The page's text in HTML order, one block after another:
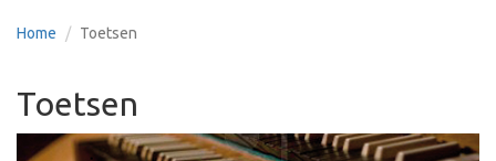
Home Toetsen
Toetsen